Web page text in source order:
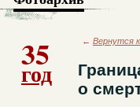
35
год
← Вернутся
о